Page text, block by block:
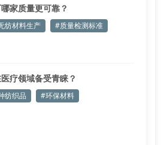
家质量更可靠？
纺材料生产 #质量检测标准
疗领域备受青睐？
纺织品 #环保材料